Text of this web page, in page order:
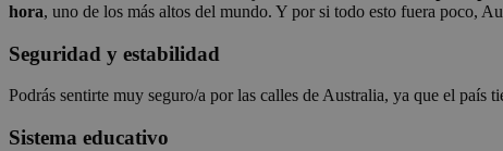
hora, uno de los más altos del mundo. Y por si todo esto fuera poco,
Seguridad y estabilidad
Podrás sentirte muy seguro/a por las calles de Australia, ya que el país
Sistema educativo